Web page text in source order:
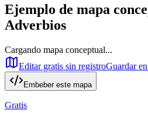
Ejemplo de mapa
Adverbios
Cargando mapa conceptual...
Editar gratis sin registroGuardar
Embeber este mapa
Gratis